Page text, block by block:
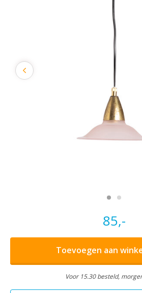
85,-
Toevoegen aan
Voor 15.30 besteld,